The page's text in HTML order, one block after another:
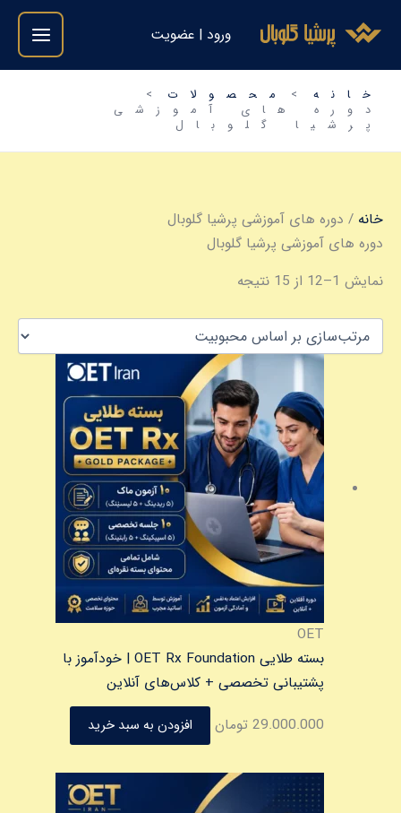
ورود | عضویت
خانه
محصولات
دوره های آموزشی
پرشیا گلوبال
خانه / دوره های آموزشی پرشیا گلوبال
دوره های آموزشی پرشیا گلوبال
نمایش 1–12 از 15 نتیجه
بر
امتیاز
OET
بسته طلایی OET Rx Foundation | خودآموز با
پشتیبانی تخصصی + کلاس‌های آنلاین
29.000.000 تومان افزودن به سبد خرید